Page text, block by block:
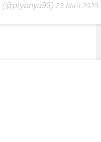
(@pryanya93) 23 Май 2020 в 1:02